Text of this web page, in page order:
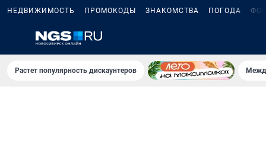
НЕДВИЖИМОСТЬ ПРОМОКОДЫ ЗНАКОМСТВА ПОГОДА
Растет популярность дискаунтеров